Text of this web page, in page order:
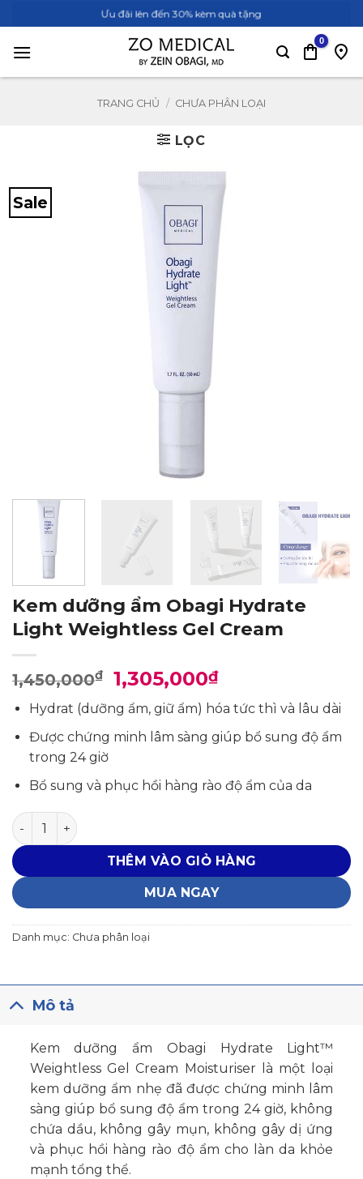
qua
nội
Ưu đãi lên đến 30% kèm quà tặng
TRANG CHỦ / CHƯA PHÂN LOẠI
LỌC
Sale
Kem dưỡng ẩm Obagi Hydrate
Light Weightless Gel Cream
1,450,000₫
Giá
gốc
là:
1,450,000₫.
1,305,000₫Giá
hiện
tại
là:
Hydrat (dưỡng ẩm, giữ ẩm) hóa tức thì và lâu dài
Được chứng minh lâm sàng giúp bổ sung độ ẩm
trong 24 giờ
Bổ sung và phục hồi hàng rào độ ẩm của da
Kem dưỡng ẩm Obagi Hydrate Light Weightless Gel
THÊM VÀO GIỎ HÀNG
MUA NGAY
Danh mục: Chưa phân loại
Mô tả
Kem dưỡng ẩm Obagi Hydrate Light™
Weightless Gel Cream Moisturiser là một loại
kem dưỡng ẩm nhẹ đã được chứng minh lâm
sàng giúp bổ sung độ ẩm trong 24 giờ, không
chứa dầu, không gây mụn, không gây dị ứng
và phục hồi hàng rào độ ẩm cho làn da khỏe
mạnh tổng thể.